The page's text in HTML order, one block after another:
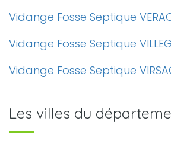
Vidange Fosse Septique
Vidange Fosse Septique
Vidange Fosse Septique
Les villes du